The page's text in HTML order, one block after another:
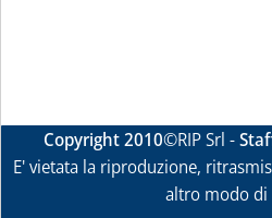
Copyright 2010©RIP Srl -
E' vietata la riproduzione,
altro modo di